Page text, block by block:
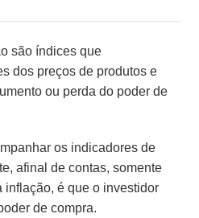
são índices que
dos preços de produtos e
ou perda do poder de
os indicadores de
afinal de contas, somente
inflação, é que o investidor
de compra.